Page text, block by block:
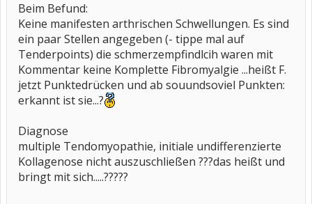
Beim Befund:
Keine manifesten arthrischen Schwellungen. Es sind
ein paar Stellen angegeben (- tippe mal auf
Tenderpoints) die schmerzempfindlcih waren mit
Kommentar keine Komplette Fibromyalgie ...heißt F.
jetzt Punktedrücken und ab souundsoviel Punkten:
erkannt ist sie...?
Diagnose
multiple Tendomyopathie, initiale undifferenzierte
Kollagenose nicht auszuschließen ???das heißt und
bringt mit sich.....?????